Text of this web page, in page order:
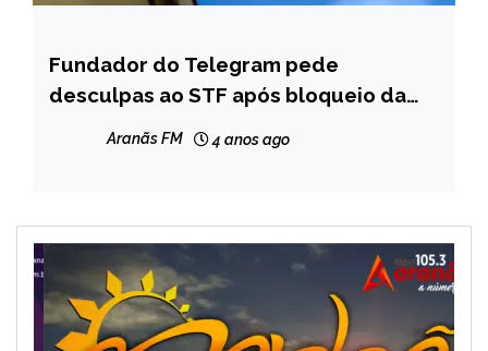
BRASIL
NOTÍCIAS
Fundador do Telegram pede
desculpas ao STF após bloqueio da
Aranãs FM 4 anos ago